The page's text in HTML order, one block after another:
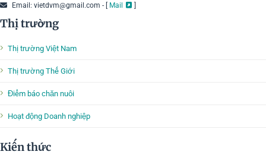
Email: vietdvm@gmail.com - [ Mail ]
Thị trường
Thị trường Việt Nam
Thị trường Thế Giới
Điểm báo chăn nuôi
Hoạt động Doanh nghiệp
Kiến thức